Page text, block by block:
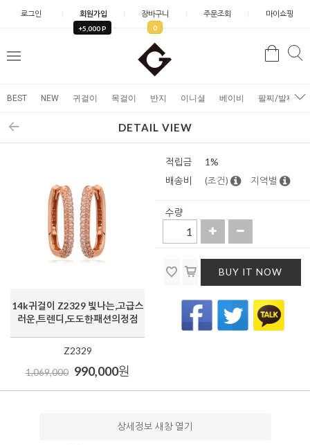
로그인 회원가입
+5,000 P
장바구니
0
주문조회 마이쇼핑
메
검
BEST NEW 귀걸이 목걸이 반지 이니셜 베이비 팔찌/발찌
DETAIL VIEW
14k귀걸이 Z2329 빛나는,고급스
러운,트렌디,도도한패션의정점
Z2329
1,069,000 990,000원
적립금
1%
배송비
(조건) 지역별
수량
BUY IT NOW
상세정보 새창 열기